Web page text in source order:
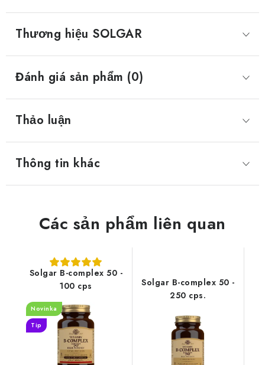
Thương hiệu SOLGAR
Đánh giá sản phẩm (0)
Thảo luận
Thông tin khác
Các sản phẩm liên quan
Solgar B-complex 50 -
100 cps
Novinka
Tip
Solgar B-complex 50 -
250 cps.